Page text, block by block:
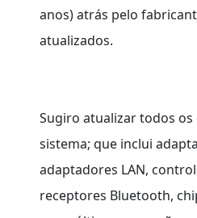
anos) atrás pelo
atualizados.
Sugiro atualizar todos os
sistema; que inclui
adaptadores LAN,
receptores Bluetooth,